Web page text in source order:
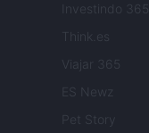
Investindo 365
Think.es
Viajar 365
ES Newz
Pet Story